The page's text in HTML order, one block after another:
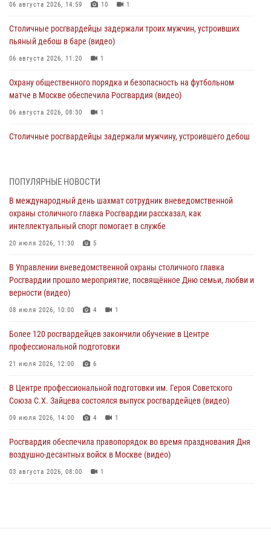
06 августа 2026, 14:59 10 1
Столичные росгвардейцы задержали троих мужчин, устроивших
пьяный дебош в баре (видео)
06 августа 2026, 11:20 1
Охрану общественного порядка и безопасность на футбольном
матче в Москве обеспечила Росгвардия (видео)
06 августа 2026, 08:30 1
Столичные росгвардейцы задержали мужчину, устроившего дебош
футбольного матча Кубка России (Видео)
05 августа 2026, 12:35
Делегация МВД Республики Беларусь ознакомилась с передовыми
04 августа 2026, 18:16
В столичном главке Росгвардии завершился чемпионат по самбо и
боевому самбо. (видео)
Офицер Росгвардии стал гостем прямого эфира на «Радио Москвы»
и рассказал о работе дежурных частей
ПОПУЛЯРНЫЕ НОВОСТИ
В международный день шахмат сотрудник вневедомственной
охраны столичного главка Росгвардии рассказал, как
интеллектуальный спорт помогает в службе
20 июля 2026, 11:30 5
В Управлении вневедомственной охраны столичного главка
Росгвардии прошло мероприятие, посвящённое Дню семьи, любви и
верности (видео)
08 июля 2026, 10:00 4 1
Более 120 росгвардейцев закончили обучение в Центре
профессиональной подготовки
21 июля 2026, 12:00 6
В Центре профессиональной подготовки им. Героя Советского
Союза С.Х. Зайцева состоялся выпуск росгвардейцев (видео)
09 июля 2026, 14:00 4 1
Росгвардия обеспечила правопорядок во время празднования Дня
воздушно-десантных войск в Москве (видео)
03 августа 2026, 08:00 1